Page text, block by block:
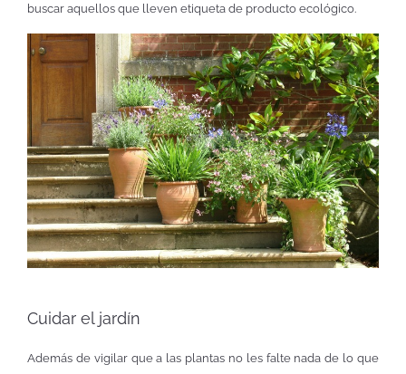
buscar aquellos que lleven etiqueta de producto ecológico.
Cuidar el jardín
Además de vigilar que a las plantas no les falte nada de lo que